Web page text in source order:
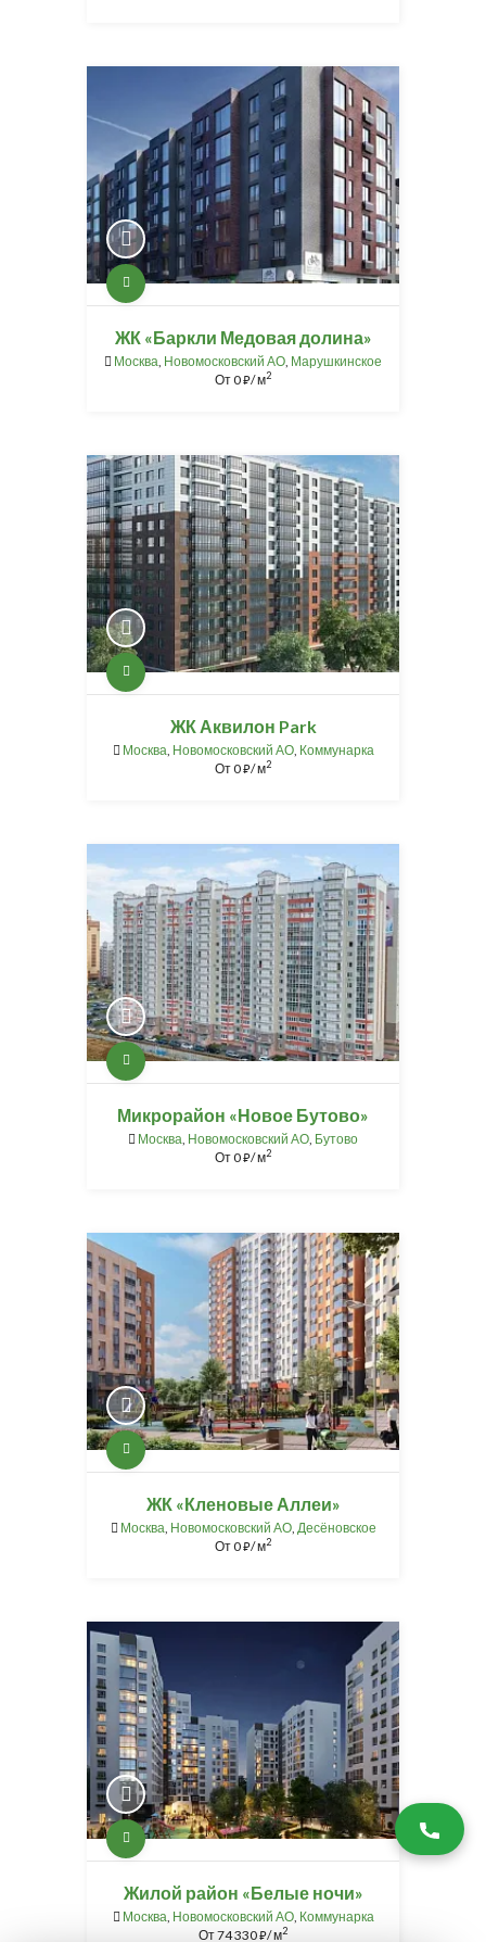
ЖК «Баркли Медовая долина»
Москва Новомосковский АО Марушкинское
От0⃏/ м2
ЖК Аквилон Park
Москва Новомосковский АО, Коммунарка
От0⃏/ м2
Микрорайон «Новое Бутово»
Москва Новомосковский АО Бутово
От0⃏/ м2
ЖК «Кленовые Аллеи»
Москва Новомосковский АО, Десёновское
От0⃏/ м2
Жилой район «Белые ночи»
Москва Новомосковский АО, Коммунарка
От74 330⃏/ м2